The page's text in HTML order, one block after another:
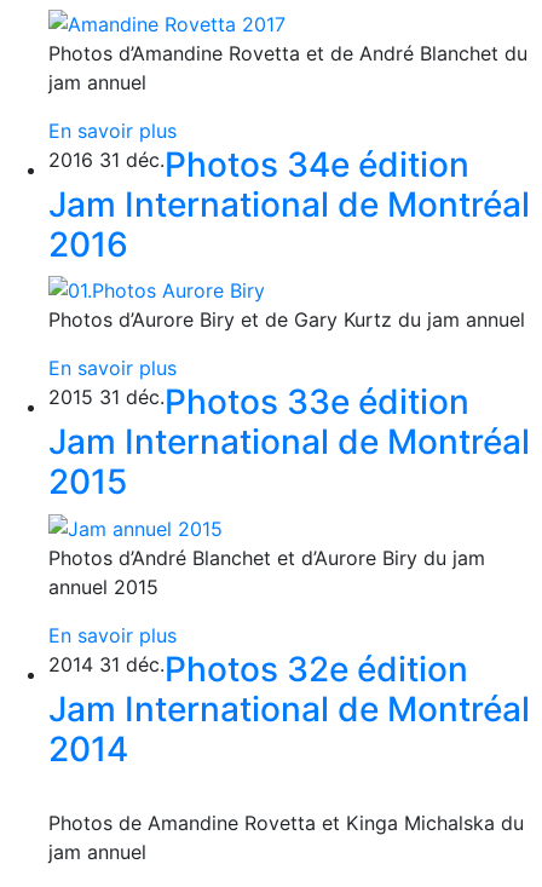
Photos d’Amandine Rovetta et de André Blanchet du
jam annuel
En savoir plus
2016 31 déc.Photos 34e édition
Jam International de Montréal
2016
Photos d’Aurore Biry et de Gary Kurtz du jam annuel
En savoir plus
2015 31 déc.Photos 33e édition
Jam International de Montréal
2015
Photos d’André Blanchet et d’Aurore Biry du jam
annuel 2015
En savoir plus
2014 31 déc.Photos 32e édition
Jam International de Montréal
2014
Photos de Amandine Rovetta et Kinga Michalska du
jam annuel